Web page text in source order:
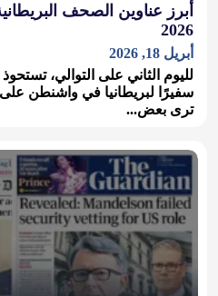
2026
أبريل 18, 2026
لليوم الثاني على التوالي،
سفيرًا لبريطانيا في واشنطن
ترى بعض...